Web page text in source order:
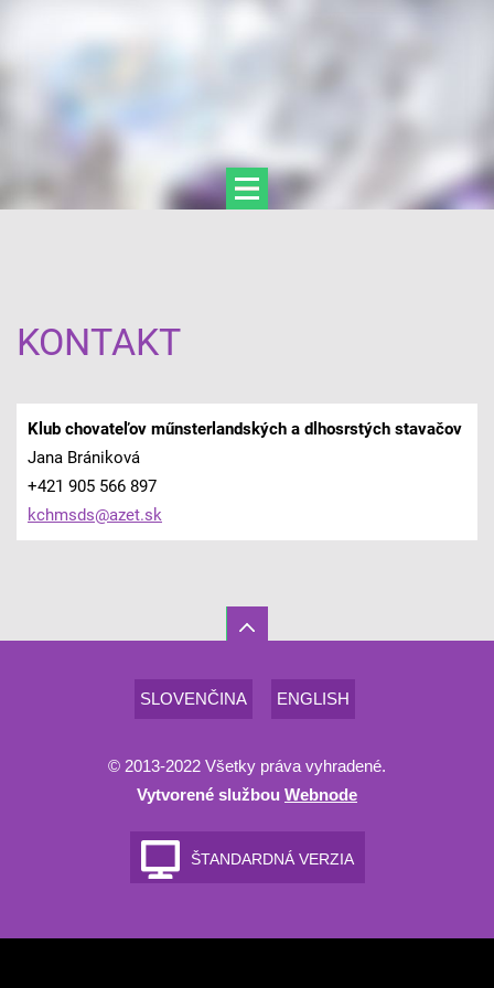
KONTAKT
Klub chovateľov műnsterlandských a dlhosrstých stavačov
Jana Brániková
+421 905 566 897
kchmsds@azet.sk
SLOVENČINA ENGLISH
© 2013-2022 Všetky práva vyhradené.
Vytvorené službou Webnode
ŠTANDARDNÁ VERZIA